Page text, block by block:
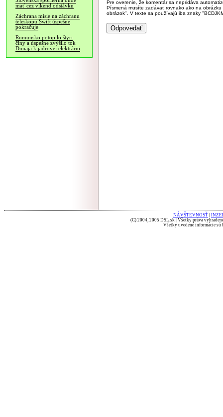
mať cez víkend odstávku
Záchrana misie na záchranu
teleskopu Swift úspešne
pokračuje
Rumunsko potopilo štyri
člny a úspešne zvýšilo tok
Dunaja k jadrovej elektrárni
Pre overenie, že komentár sa nepridáva
Písmená musíte zadávať rovnako ako na
obrázok". V texte sa používajú iba znaky
NÁVŠTEVNOSŤ
(C) 2004, 2005 DSL.sk | Všetky práva
Všetky uvedené informácie sú